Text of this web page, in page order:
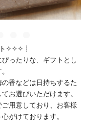
ト✧✧✧┊
ったりな、ギフトとし
香などは日持ちするた
お選びいただけます。
用意しており、お客様
がけております。